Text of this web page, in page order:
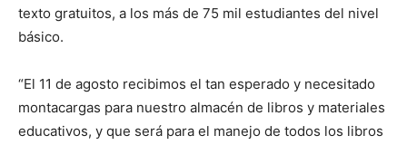
texto gratuitos, a los más de 75 mil estudiantes del nivel
básico.
“El 11 de agosto recibimos el tan esperado y necesitado
montacargas para nuestro almacén de libros y materiales
educativos, y que será para el manejo de todos los libros